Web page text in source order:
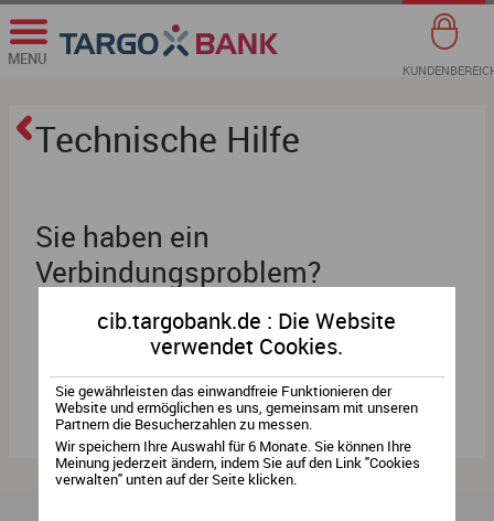
MENU
Technische Hilfe
Sie haben ein
Verbindungsproblem?
Benutzername vergessen?
Passwort vergessen?
Entsperren Sie Ihr Zugang
cib.targobank.de : Die Website
verwendet Cookies.
Sie gewährleisten das einwandfreie Funktionieren der
Website und ermöglichen es uns, gemeinsam mit unseren
Partnern die Besucherzahlen zu messen.
Wir speichern Ihre Auswahl für 6 Monate. Sie können Ihre
Meinung jederzeit ändern, indem Sie auf den Link "Cookies
verwalten" unten auf der Seite klicken.